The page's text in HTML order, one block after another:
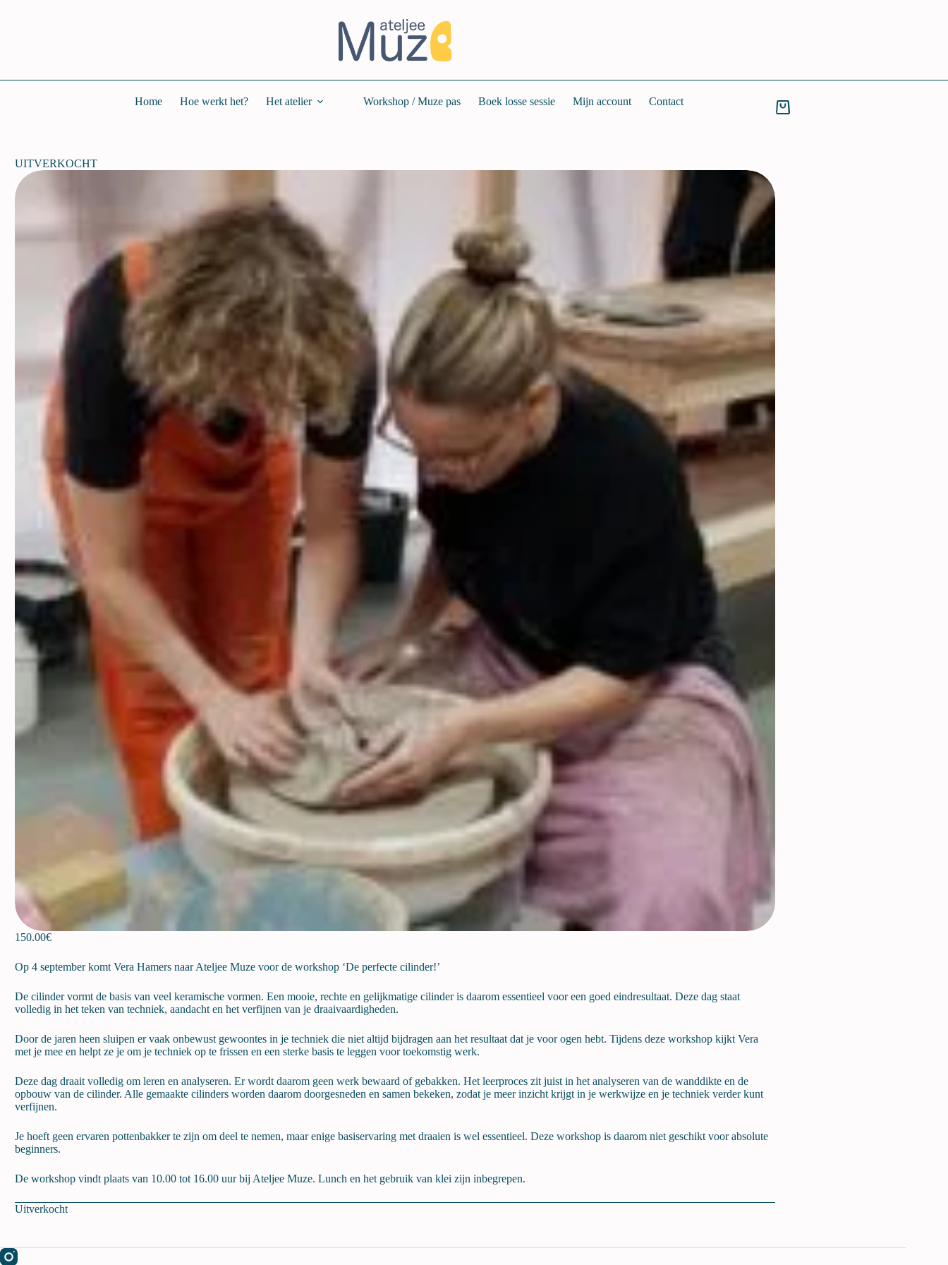
Home Hoe werkt het? Het atelier Workshop / Muze pas Boek losse sessie Mijn account Contact
UITVERKOCHT
150.00€
Op 4 september komt Vera Hamers naar Ateljee Muze voor de workshop ‘De perfecte cilinder!’
De cilinder vormt de basis van veel keramische vormen. Een mooie, rechte en gelijkmatige cilinder is daarom essentieel voor een goed eindresultaat. Deze dag staat
volledig in het teken van techniek, aandacht en het verfijnen van je draaivaardigheden.
Door de jaren heen sluipen er vaak onbewust gewoontes in je techniek die niet altijd bijdragen aan het resultaat dat je voor ogen hebt. Tijdens deze workshop kijkt Vera
met je mee en helpt ze je om je techniek op te frissen en een sterke basis te leggen voor toekomstig werk.
Deze dag draait volledig om leren en analyseren. Er wordt daarom geen werk bewaard of gebakken. Het leerproces zit juist in het analyseren van de wanddikte en de
opbouw van de cilinder. Alle gemaakte cilinders worden daarom doorgesneden en samen bekeken, zodat je meer inzicht krijgt in je werkwijze en je techniek verder kunt
verfijnen.
Je hoeft geen ervaren pottenbakker te zijn om deel te nemen, maar enige basiservaring met draaien is wel essentieel. Deze workshop is daarom niet geschikt voor absolute
beginners.
De workshop vindt plaats van 10.00 tot 16.00 uur bij Ateljee Muze. Lunch en het gebruik van klei zijn inbegrepen.
Uitverkocht